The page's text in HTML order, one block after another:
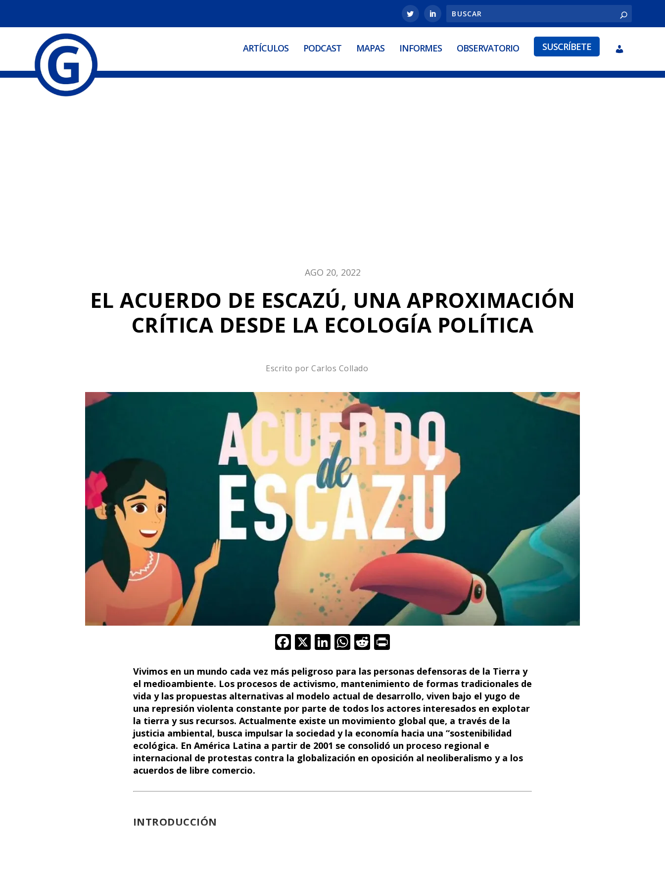
ARTÍCULOS PODCAST MAPAS INFORMES OBSERVATORIO SUSCRÍBETE
AGO 20, 2022
EL ACUERDO DE ESCAZÚ, UNA APROXIMACIÓN
CRÍTICA DESDE LA ECOLOGÍA POLÍTICA
Escrito por Carlos Collado
F
e
b
o
o
k
X Li
k
e
dI
n
W
at
s
A
p
p
R
d
di
t
t
Vivimos en un mundo cada vez más peligroso para las personas defensoras de la Tierra y
el medioambiente. Los procesos de activismo, mantenimiento de formas tradicionales de
vida y las propuestas alternativas al modelo actual de desarrollo, viven bajo el yugo de
una represión violenta constante por parte de todos los actores interesados en explotar
la tierra y sus recursos. Actualmente existe un movimiento global que, a través de la
justicia ambiental, busca impulsar la sociedad y la economía hacia una “sostenibilidad
ecológica. En América Latina a partir de 2001 se consolidó un proceso regional e
internacional de protestas contra la globalización en oposición al neoliberalismo y a los
acuerdos de libre comercio.
INTRODUCCIÓN